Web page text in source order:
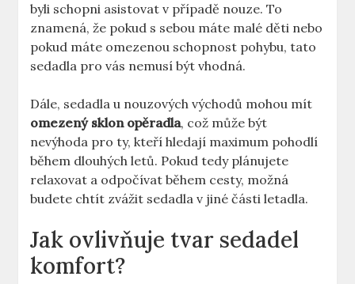
byli schopni asistovat v případě nouze. To
znamená, že pokud⁢ s sebou máte malé děti nebo
pokud máte omezenou schopnost pohybu,‌ tato
sedadla pro vás nemusí být vhodná.
Dále, sedadla u⁣ nouzových východů mohou mít
omezený sklon opěradla, což může být
nevýhoda pro ty, kteří⁢ hledají maximum pohodlí
během dlouhých letů. Pokud tedy plánujete
relaxovat a ‍odpočívat během cesty, možná
budete chtít zvážit sedadla v jiné části letadla.
Jak ovlivňuje tvar sedadel
komfort?